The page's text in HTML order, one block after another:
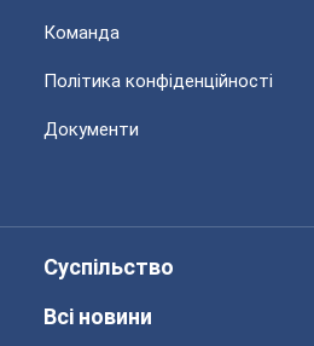
Команда
Політика конфіденційності
Документи
Суспільство
Всі новини